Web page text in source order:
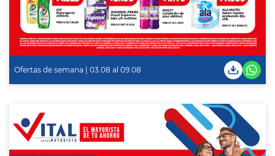
Ofertas de semana | 03.08 al 09.08